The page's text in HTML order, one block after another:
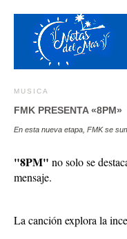
MUSICA
FMK PRESENTA «8PM»
En esta nueva etapa, FMK se
"8PM" no solo se
mensaje.
La canción explora la